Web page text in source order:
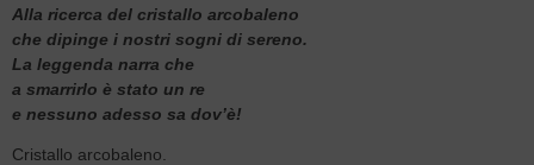
Alla ricerca del cristallo arcobaleno
che dipinge i nostri sogni di sereno.
La leggenda narra che
a smarrirlo è stato un re
e nessuno adesso sa dov’è!
Cristallo arcobaleno.